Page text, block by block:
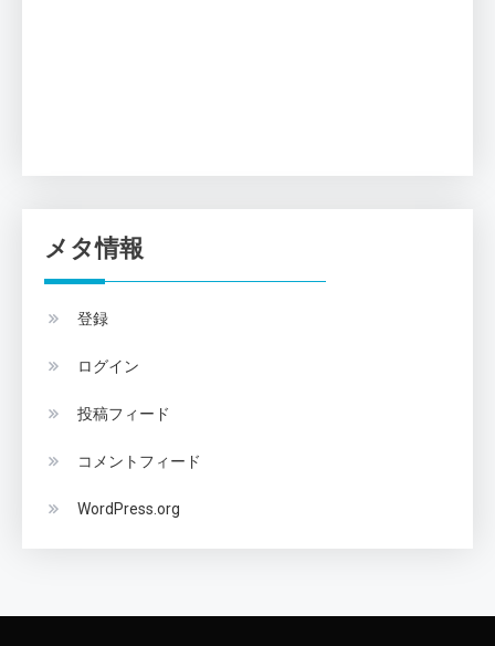
メタ情報
登録
ログイン
投稿フィード
コメントフィード
WordPress.org